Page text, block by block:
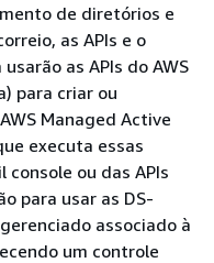
de diretórios e
as APIs e o
as APIs do AWS
para criar ou
Managed Active
executa essas
console ou das APIs
para usar as DS-
associado à
um controle